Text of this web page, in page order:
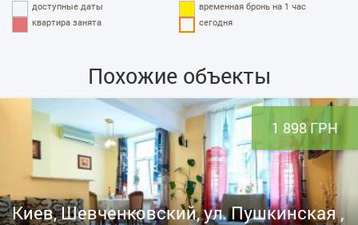
доступные даты
временная бронь на 1 час
квартира занята
сегодня
Похожие объекты
1 898 ГРН
Киев, Шевченковский, ул. Пушкинская ,